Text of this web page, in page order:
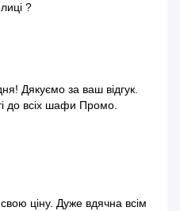
?
Дякуємо за ваш відгук.
до всіх шафи Промо.
ціну. Дуже вдячна всім